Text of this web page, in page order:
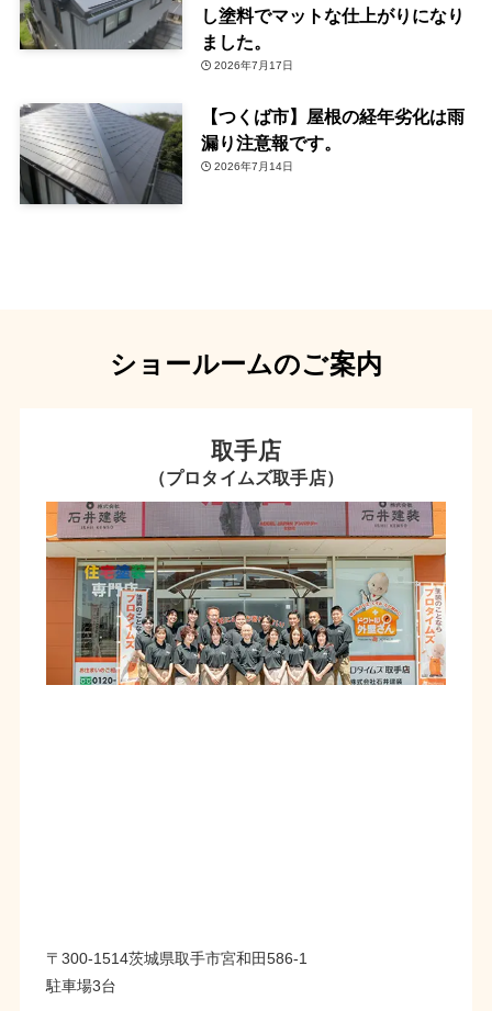
し塗料でマットな仕上がりになり
ました。
2026年7月17日
【つくば市】屋根の経年劣化は雨
漏り注意報です。
2026年7月14日
ショールームのご案内
取手店
（プロタイムズ取手店）
〒300-1514茨城県取手市宮和田586-1
駐車場3台